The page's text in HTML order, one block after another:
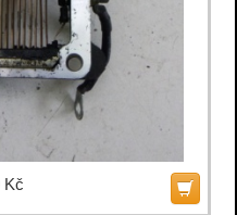
Kč